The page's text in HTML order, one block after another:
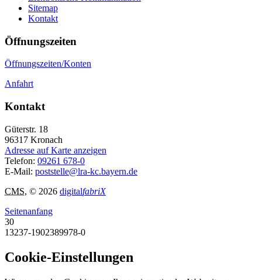
Sitemap
Kontakt
Öffnungszeiten
Öffnungszeiten/Konten
Anfahrt
Kontakt
Güterstr. 18
96317 Kronach
Adresse auf Karte anzeigen
Telefon: 09261 678-0
E-Mail: poststelle@lra-kc.bayern.de
CMS, © 2026 digitalfabriX
Seitenanfang
30
13237-1902389978-0
Cookie-Einstellungen